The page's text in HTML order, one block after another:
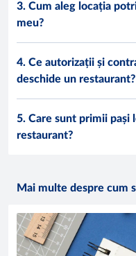
3. Cum aleg locația
meu?
4. Ce autorizații și
deschide un restaurant?
5. Care sunt primii
restaurant?
Mai multe despre cum